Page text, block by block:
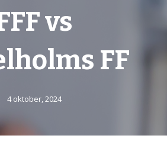
vs
FF
4 oktober, 2024